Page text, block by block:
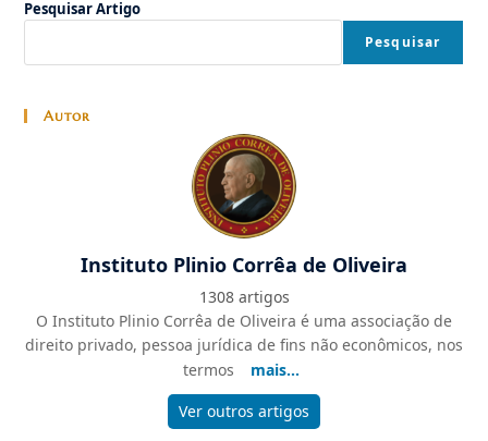
Pesquisar Artigo
Pesquisar
Autor
Instituto Plinio Corrêa de Oliveira
1308 artigos
O Instituto Plinio Corrêa de Oliveira é uma associação de
direito privado, pessoa jurídica de fins não econômicos, nos
termos
mais...
Ver outros artigos